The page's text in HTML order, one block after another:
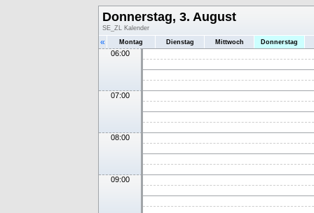
Donnerstag, 3. August
SE_ZL Kalender
« Montag Dienstag Mittwoch Donnerstag
06:00
07:00
08:00
09:00